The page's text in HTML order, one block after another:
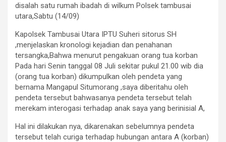
disalah satu rumah ibadah di wilkum Polsek tambusai
utara,Sabtu (14/09)
Kapolsek Tambusai Utara IPTU Suheri sitorus SH
,menjelaskan kronologi kejadian dan penahanan
tersangka,Bahwa menurut pengakuan orang tua korban
Pada hari Senin tanggal 08 Juli sekitar pukul 21.00 wib dia
(orang tua korban) dikumpulkan oleh pendeta yang
bernama Mangapul Situmorang ,saya diberitahu oleh
pendeta tersebut bahwasanya pendeta tersebut telah
merekam interogasi terhadap anak saya yang berinisial A,
Hal ini dilakukan nya, dikarenakan sebelumnya pendeta
tersebut telah curiga terhadap hubungan antara A (korban)